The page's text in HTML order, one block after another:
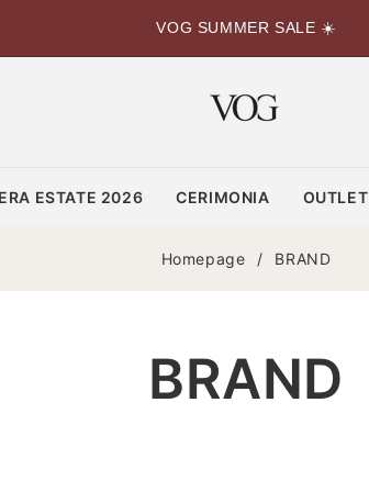
VOG SUMMER SALE ☀️
ESTATE 2026 CERIMONIA OUTLET
Homepage / BRAND
BRAND